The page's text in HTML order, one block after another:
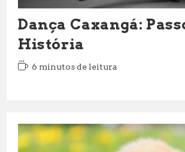
Dança Caxangá:
História
Tempo6 minutos de leitura